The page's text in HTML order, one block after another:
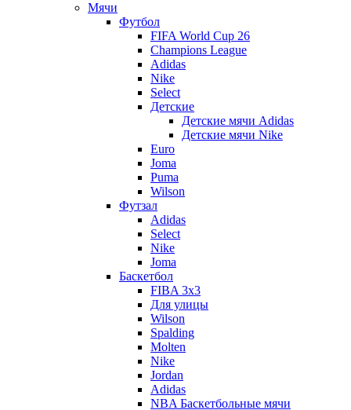
Мячи
Футбол
FIFA World Cup 26
Champions League
Adidas
Nike
Select
Детские
Детские мячи Adidas
Детские мячи Nike
Euro
Joma
Puma
Wilson
Футзал
Adidas
Select
Nike
Joma
Баскетбол
FIBA 3x3
Для улицы
Wilson
Spalding
Molten
Nike
Jordan
Adidas
NBA Баскетбольные мячи